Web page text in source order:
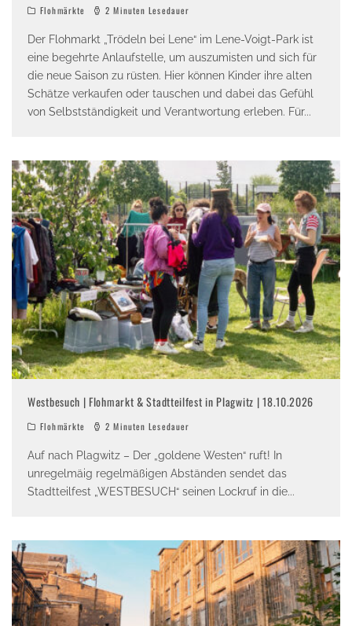
Flohmärkte 2 Minuten Lesedauer
Der Flohmarkt „Trödeln bei Lene“ im Lene-Voigt-Park ist
eine begehrte Anlaufstelle, um auszumisten und sich für
die neue Saison zu rüsten. Hier können Kinder ihre alten
Schätze verkaufen oder tauschen und dabei das Gefühl
von Selbstständigkeit und Verantwortung erleben. Für...
Westbesuch | Flohmarkt & Stadtteilfest in Plagwitz | 18.10.2026
Flohmärkte 2 Minuten Lesedauer
Auf nach Plagwitz – Der „goldene Westen“ ruft! In
unregelmäig regelmäßigen Abständen sendet das
Stadtteilfest „WESTBESUCH“ seinen Lockruf in die...